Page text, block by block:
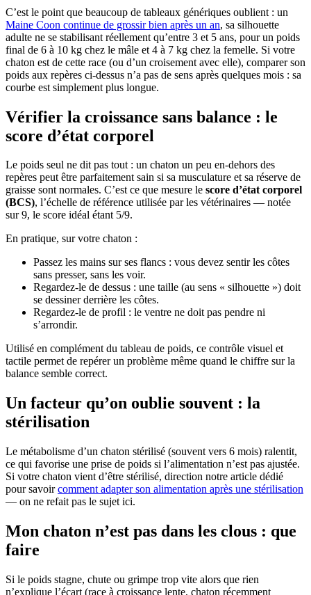
C’est le point que beaucoup de tableaux génériques oublient : un
Maine Coon continue de grossir bien après un an, sa silhouette
adulte ne se stabilisant réellement qu’entre 3 et 5 ans, pour un poids
final de 6 à 10 kg chez le mâle et 4 à 7 kg chez la femelle. Si votre
chaton est de cette race (ou d’un croisement avec elle), comparer son
poids aux repères ci-dessus n’a pas de sens après quelques mois : sa
courbe est simplement plus longue.
Vérifier la croissance sans balance : le
score d’état corporel
Le poids seul ne dit pas tout : un chaton un peu en-dehors des
repères peut être parfaitement sain si sa musculature et sa réserve de
graisse sont normales. C’est ce que mesure le score d’état corporel
(BCS), l’échelle de référence utilisée par les vétérinaires — notée
sur 9, le score idéal étant 5/9.
En pratique, sur votre chaton :
Passez les mains sur ses flancs : vous devez sentir les côtes
sans presser, sans les voir.
Regardez-le de dessus : une taille (au sens « silhouette ») doit
se dessiner derrière les côtes.
Regardez-le de profil : le ventre ne doit pas pendre ni
s’arrondir.
Utilisé en complément du tableau de poids, ce contrôle visuel et
tactile permet de repérer un problème même quand le chiffre sur la
balance semble correct.
Un facteur qu’on oublie souvent : la
stérilisation
Le métabolisme d’un chaton stérilisé (souvent vers 6 mois) ralentit,
ce qui favorise une prise de poids si l’alimentation n’est pas ajustée.
Si votre chaton vient d’être stérilisé, direction notre article dédié
pour savoircomment adapter son alimentation après une stérilisation
— on ne refait pas le sujet ici.
Mon chaton n’est pas dans les clous : que
faire
Si le poids stagne, chute ou grimpe trop vite alors que rien
n’explique l’écart (race à croissance lente, chaton récemment